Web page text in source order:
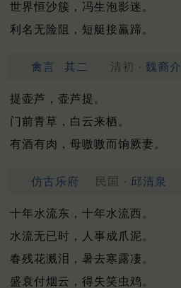
世界恒沙簇，冯生泡影迷。
利名无险阻，短艇接羸蹄。
禽言 其二 清初 · 魏裔介
提壶芦，壶芦提。
门前青草，白云来栖。
有酒有肉，母嗷嗷而饷厥妻。
仿古乐府 民国 · 邱清泉
十年水流东，十年水流西。
水流无已时，人事成爪泥。
春残花溅泪，暑去寒露凄。
盛衰付烟云，得失笑虫鸡。